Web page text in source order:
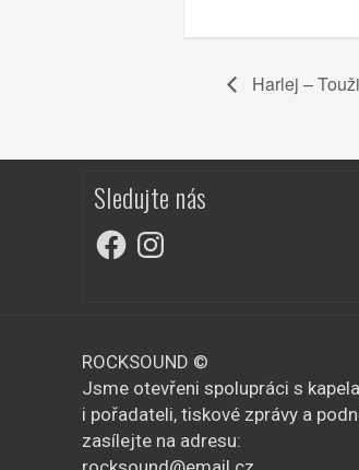
Harlej –
Sledujte nás
FacebookInstagram
ROCKSOUND ©
Jsme otevřeni spolupráci s
i pořadateli, tiskové zprávy a
zasílejte na adresu: